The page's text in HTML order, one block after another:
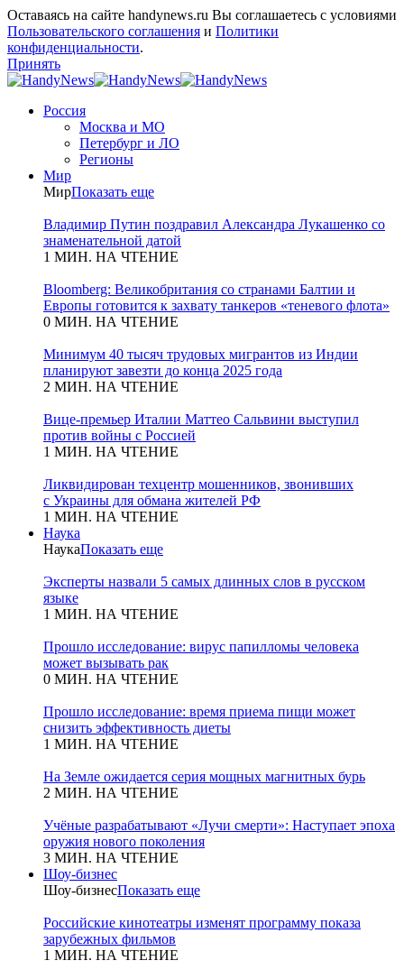
Оставаясь на сайте handynews.ru Вы соглашаетесь с условиями
Пользовательского соглашения и Политики
конфиденциальности.
Принять
Россия
Москва и МО
Петербург и ЛО
Регионы
Мир
МирПоказать еще
Владимир Путин поздравил Александра Лукашенко со
знаменательной датой
1 МИН. НА ЧТЕНИЕ
Bloomberg: Великобритания со странами Балтии и
Европы готовится к захвату танкеров «теневого флота»
0 МИН. НА ЧТЕНИЕ
Минимум 40 тысяч трудовых мигрантов из Индии
планируют завезти до конца 2025 года
2 МИН. НА ЧТЕНИЕ
Вице-премьер Италии Маттео Сальвини выступил
против войны с Россией
1 МИН. НА ЧТЕНИЕ
Ликвидирован техцентр мошенников, звонивших
с Украины для обмана жителей РФ
1 МИН. НА ЧТЕНИЕ
Наука
НаукаПоказать еще
Эксперты назвали 5 самых длинных слов в русском
языке
1 МИН. НА ЧТЕНИЕ
Прошло исследование: вирус папилломы человека
может вызывать рак
0 МИН. НА ЧТЕНИЕ
Прошло исследование: время приема пищи может
снизить эффективность диеты
1 МИН. НА ЧТЕНИЕ
На Земле ожидается серия мощных магнитных бурь
2 МИН. НА ЧТЕНИЕ
Учёные разрабатывают «Лучи смерти»: Наступает эпоха
оружия нового поколения
3 МИН. НА ЧТЕНИЕ
Шоу-бизнес
Шоу-бизнесПоказать еще
Российские кинотеатры изменят программу показа
зарубежных фильмов
1 МИН. НА ЧТЕНИЕ